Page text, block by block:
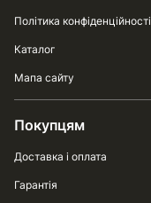
Політика конфіденційності
Каталог
Мапа сайту
Покупцям
Доставка і оплата
Гарантія